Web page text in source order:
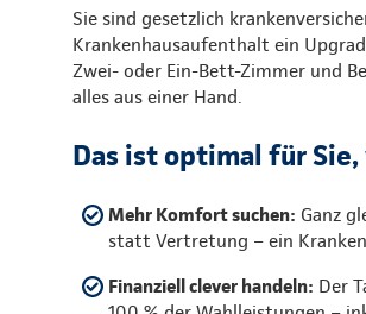
Sie sind gesetzlich
Krankenhausaufenthalt ein
Zwei- oder Ein-Bett-Zimmer und
alles aus einer Hand.
Das ist optimal für
Mehr Komfort suchen: Ganz
statt Vertretung – ein
Finanziell clever handeln: Der